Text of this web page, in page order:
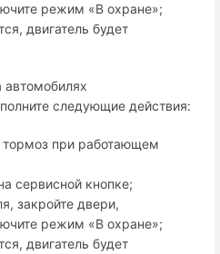
режим «В охране»;
двигатель будет
автомобилях
следующие действия:
тормоз при работающем
сервисной кнопке;
закройте двери,
режим «В охране»;
двигатель будет